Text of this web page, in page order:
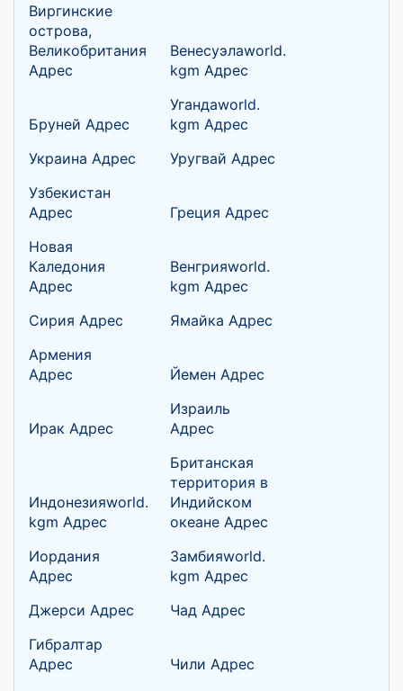
Виргинские
острова,
Великобритания
Адрес
Венесуэлаworld.
kgm Адрес
Бруней Адрес
Угандаworld.
kgm Адрес
Украина Адрес
Уругвай Адрес
Узбекистан
Адрес
Греция Адрес
Новая
Каледония
Адрес
Венгрияworld.
kgm Адрес
Сирия Адрес
Ямайка Адрес
Армения
Адрес
Йемен Адрес
Ирак Адрес
Израиль
Адрес
Индонезияworld.
kgm Адрес
Британская
территория в
Индийском
океане Адрес
Иордания
Адрес
Замбияworld.
kgm Адрес
Джерси Адрес
Чад Адрес
Гибралтар
Адрес
Чили Адрес